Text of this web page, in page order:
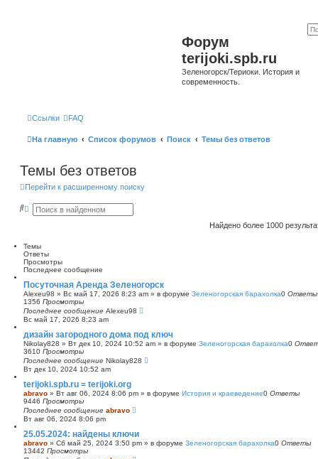
Форум
terijoki.spb.ru
Зеленогорск/Териоки. История и
современность.
Ссылки FAQ
На главную Список форумов Поиск Темы без ответов
Темы без ответов
Перейти к расширенному поиску
П Р
р
е
н
н
ы
й
п
о
и
к
Найдено более 1000
Темы
Ответы
Просмотры
Последнее сообщение
Посуточная Аренда Зеленогорск
Alexeu98 » Вс май 17, 2026 8:23 am » в форуме Зеленогорская барахолка0 Ответы
1356 Просмотры
Последнее сообщение Alexeu98
Вс май 17, 2026 8:23 am
дизайн загородного дома под ключ
Nikolay828 » Вт дек 10, 2024 10:52 am » в форуме Зеленогорская барахолка0
3610 Просмотры
Последнее сообщение Nikolay828
Вт дек 10, 2024 10:52 am
terijoki.spb.ru = terijoki.org
abravo » Вт авг 06, 2024 8:06 pm » в форуме История и краеведение0 Ответы
9446 Просмотры
Последнее сообщение abravo
Вт авг 06, 2024 8:06 pm
25.05.2024: найдены ключи
abravo » Сб май 25, 2024 3:50 pm » в форуме Зеленогорская барахолка0 Ответы
13442 Просмотры